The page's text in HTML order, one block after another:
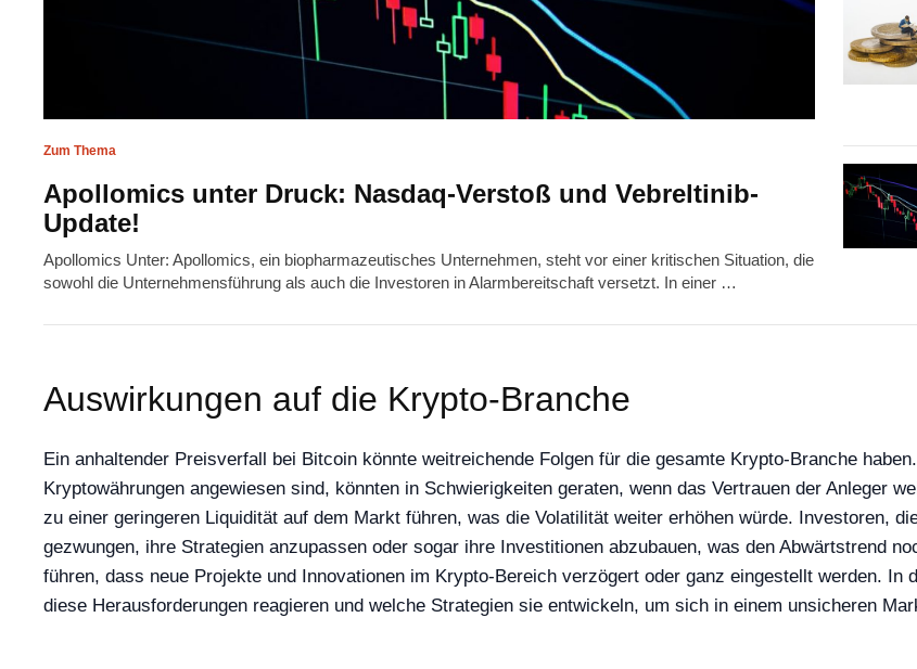
Zum Thema
Apollomics unter Druck: Nasdaq-Verstoß und Vebreltinib-
Update!
Apollomics Unter: Apollomics, ein biopharmazeutisches Unternehmen, steht vor einer kritischen Situation, die
sowohl die Unternehmensführung als auch die Investoren in Alarmbereitschaft versetzt. In einer …
Auswirkungen auf die Krypto-Branche
Ein anhaltender Preisverfall bei Bitcoin könnte weitreichende Folgen für die gesamte Krypto-Branche
Kryptowährungen angewiesen sind, könnten in Schwierigkeiten geraten, wenn das Vertrauen der Anleger
zu einer geringeren Liquidität auf dem Markt führen, was die Volatilität weiter erhöhen würde. Investoren,
gezwungen, ihre Strategien anzupassen oder sogar ihre Investitionen abzubauen, was den Abwärtstrend
führen, dass neue Projekte und Innovationen im Krypto-Bereich verzögert oder ganz eingestellt werden.
diese Herausforderungen reagieren und welche Strategien sie entwickeln, um sich in einem unsicheren